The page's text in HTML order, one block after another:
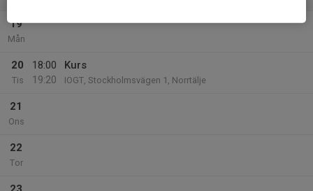
19
Mån
20
Tis
18:00
19:20
Kurs
IOGT, Stockholmsvägen 1, Norrtälje
21
Ons
22
Tor